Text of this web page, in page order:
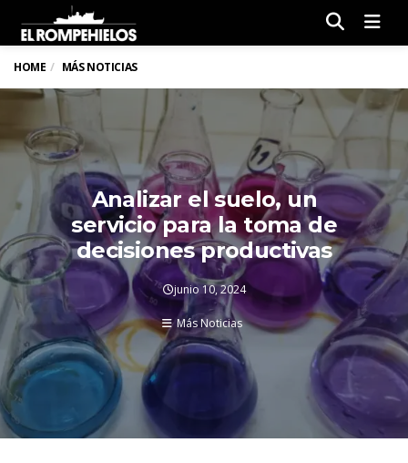
HOME MÁS NOTICIAS
Analizar el suelo, un
servicio para la toma de
decisiones productivas
junio 10, 2024
Más Noticias